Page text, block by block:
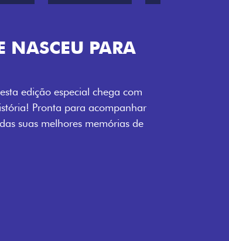
LOLLABR
exclusiva do festival: série
a soleira temática que reforçam
escurecidos, o teto bicolor e as
brilhante completam o visual